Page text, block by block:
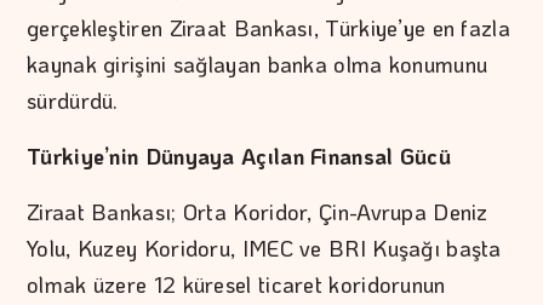
gerçekleştiren Ziraat Bankası, Türkiye’ye en fazla
kaynak girişini sağlayan banka olma konumunu
sürdürdü.
Türkiye’nin Dünyaya Açılan Finansal Gücü
Ziraat Bankası; Orta Koridor, Çin-Avrupa Deniz
Yolu, Kuzey Koridoru, IMEC ve BRI Kuşağı başta
olmak üzere 12 küresel ticaret koridorunun